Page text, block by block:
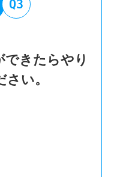
Q3
できたらやり
い。